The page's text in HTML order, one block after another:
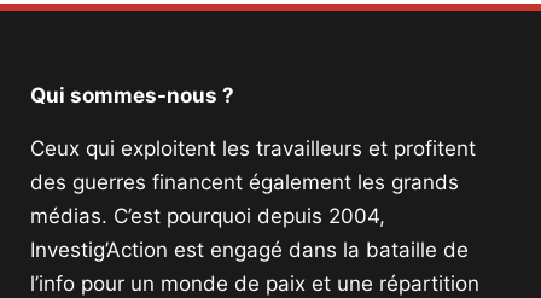
Qui sommes-nous ?
Ceux qui exploitent les travailleurs et profitent
des guerres financent également les grands
médias. C’est pourquoi depuis 2004,
Investig’Action est engagé dans la bataille de
l’info pour un monde de paix et une répartition